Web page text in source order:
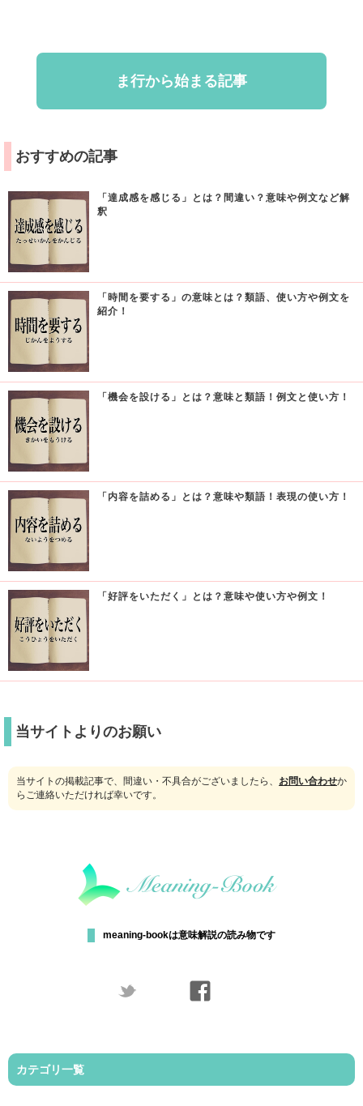
ま行から始まる記事
おすすめの記事
「達成感を感じる」とは？間違い？意味や例文など解
釈
「時間を要する」の意味とは？類語、使い方や例文を
紹介！
「機会を設ける」とは？意味と類語！例文と使い方！
「内容を詰める」とは？意味や類語！表現の使い方！
「好評をいただく」とは？意味や使い方や例文！
当サイトよりのお願い
当サイトの掲載記事で、間違い・不具合がございましたら、 お問い合わせか
らご連絡いただければ幸いです。
meaning-bookは意味解説の読み物です
カテゴリ一覧